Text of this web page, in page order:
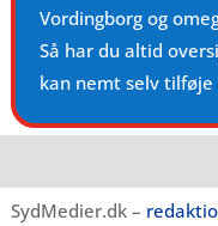
Vordingborg og
Så har du altid
kan nemt selv
SydMedier.dk –